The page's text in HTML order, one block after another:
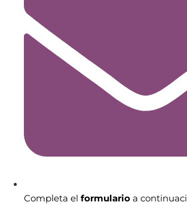
Completa el formulario a